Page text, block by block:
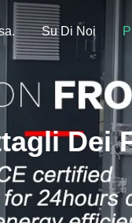
Su Di Noi
Dei